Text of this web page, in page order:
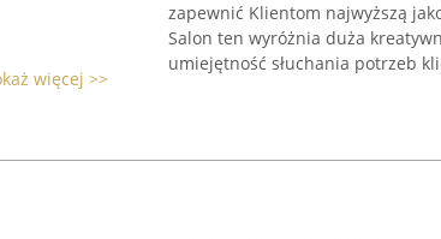
więcej >>
zapewnić Klientom najwyższą
Salon ten wyróżnia duża
umiejętność słuchania potrzeb